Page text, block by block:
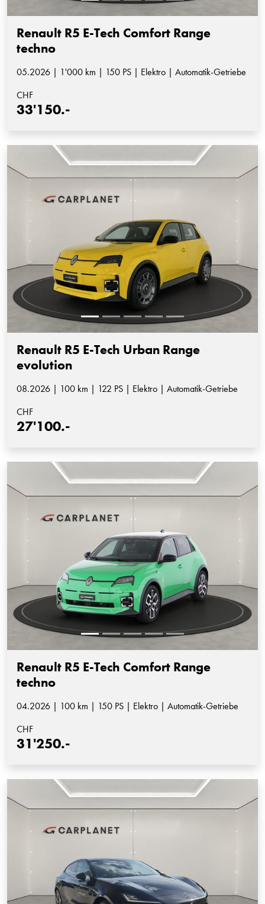
Renault R5 E-Tech Comfort Range
techno
05.2026 | 1'000 km | 150 PS | Elektro | Automatik-Getriebe
CHF
33'150.-
Renault R5 E-Tech Urban Range
evolution
08.2026 | 100 km | 122 PS | Elektro | Automatik-Getriebe
CHF
27'100.-
Renault R5 E-Tech Comfort Range
techno
04.2026 | 100 km | 150 PS | Elektro | Automatik-Getriebe
CHF
31'250.-